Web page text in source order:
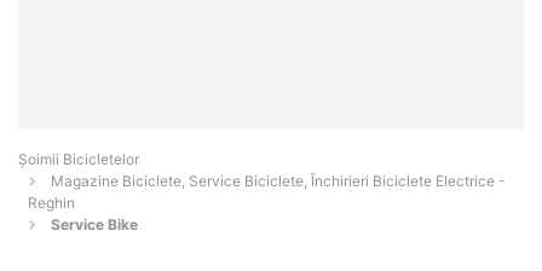
Șoimii Bicicletelor
Magazine Biciclete, Service Biciclete, Închirieri Biciclete Electrice -
Reghin
Service Bike